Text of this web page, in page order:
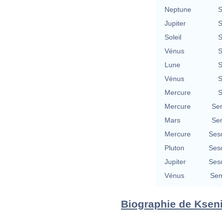
Neptune
Jupiter
Soleil
Vénus
Lune
Vénus
Mercure
Mercure
Mars
Mercure
Pluton
Jupiter
Vénus
Biographie de